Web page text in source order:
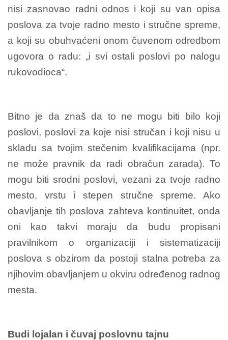
nisi zasnovao radni odnos i koji su van opisa
poslova za tvoje radno mesto i stručne spreme,
a koji su obuhvaćeni onom čuvenom odredbom
ugovora o radu: „i svi ostali poslovi po nalogu
rukovodioca“.
Bitno je da znaš da to ne mogu biti bilo koji
poslovi, poslovi za koje nisi stručan i koji nisu u
skladu sa tvojim stečenim kvalifikacijama (npr.
ne može pravnik da radi obračun zarada). To
mogu biti srodni poslovi, vezani za tvoje radno
mesto, vrstu i stepen stručne spreme. Ako
obavljanje tih poslova zahteva kontinuitet, onda
oni kao takvi moraju da budu propisani
pravilnikom o organizaciji i sistematizaciji
poslova s obzirom da postoji stalna potreba za
njihovim obavljanjem u okviru određenog radnog
mesta.
Budi lojalan i čuvaj poslovnu tajnu